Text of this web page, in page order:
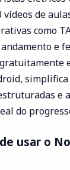
vídeos de
como
e
e
do
usar o